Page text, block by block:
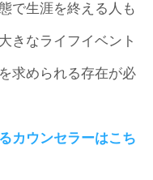
で生涯を終える人も
きなライフイベント
求められる存在が必
カウンセラーはこち